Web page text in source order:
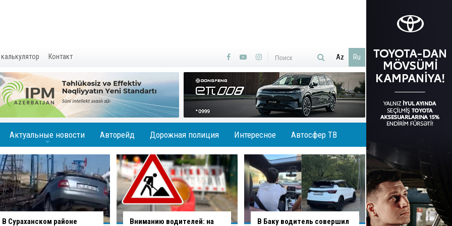
Контакт Az Ru
Актуальные новости Авторейд Дорожная полиция Интересное Автосфер ТВ
Вниманию водителей: на
В Баку водитель совершил
В Агджабединском районе
В Хырдалане